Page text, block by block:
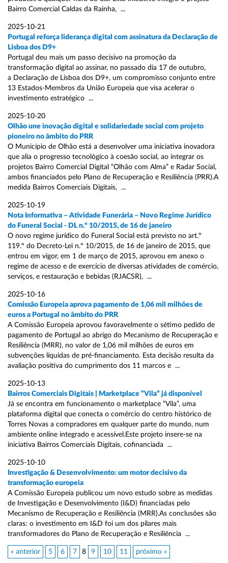
Bairro Comercial Caldas da Rainha, ...
2025-10-21
Portugal reforça liderança digital com assinatura da Declaração de
Lisboa dos D9+
Portugal deu mais um passo decisivo na promoção da
transformação digital ao assinar, no passado dia 17 de outubro,
a Declaração de Lisboa dos D9+, um compromisso conjunto entre
13 Estados-Membros da União Europeia que visa acelerar o
investimento estratégico ...
2025-10-20
Olhão une inovação digital e solidariedade social com projeto
pioneiro no âmbito do PRR
O Município de Olhão está a desenvolver uma iniciativa inovadora
que alia o progresso tecnológico à coesão social, ao integrar os
projetos Bairro Comercial Digital “Olhão com Alma” e Radar Social,
ambos financiados pelo Plano de Recuperação e Resiliência (PRR).A
medida Bairros Comerciais Digitais, ...
2025-10-19
Nota Informativa – Atividade Funerária – Novo Regime Jurídico
do Funeral Social - DL n.º 10/2015, de 16 de janeiro
O novo regime jurídico do Funeral Social está previsto no art.º
119.º do Decreto-Lei n.º 10/2015, de 16 de janeiro de 2015, que
entrou em vigor, em 1 de março de 2015, aprovou em anexo o
regime de acesso e de exercício de diversas atividades de comércio,
serviços, e restauração e bebidas (RJACSR), ...
2025-10-16
Comissão Europeia aprova pagamento de 1,06 mil milhões de
euros a Portugal no âmbito do PRR
A Comissão Europeia aprovou favoravelmente o sétimo pedido de
pagamento de Portugal ao abrigo do Mecanismo de Recuperação e
Resiliência (MRR), no valor de 1,06 mil milhões de euros em
subvenções líquidas de pré-financiamento. Esta decisão resulta da
avaliação positiva do cumprimento dos 11 marcos e ...
2025-10-13
Bairros Comerciais Digitais | Marketplace “Vila” já disponível
Já se encontra em funcionamento o marketplace “Vila”, uma
plataforma digital que conecta o comércio do centro histórico de
Torres Novas a compradores em qualquer parte do mundo, num
ambiente online integrado e acessível.Este projeto insere-se na
iniciativa Bairros Comerciais Digitais, cofinanciada ...
2025-10-10
Investigação & Desenvolvimento: um motor decisivo da
transformação europeia
A Comissão Europeia publicou um novo estudo sobre as medidas
de Investigação e Desenvolvimento (I&D) financiadas pelo
Mecanismo de Recuperação e Resiliência (MRR).As conclusões são
claras: o investimento em I&D foi um dos pilares mais
transformadores do Plano de Recuperação e Resiliência ...
« anterior 5 6 7 8 9 10 11 próximo »